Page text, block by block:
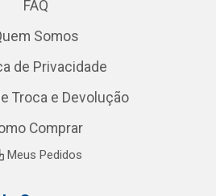
FAQ
Somos
de Privacidade
Troca e Devolução
Comprar
Meus Pedidos